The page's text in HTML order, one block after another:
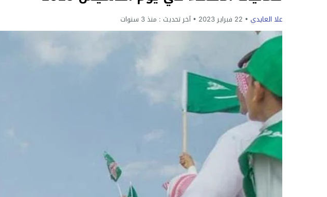
علا العايدي 22 فبراير 2023 آخر تحديث : منذ 3 سنوات